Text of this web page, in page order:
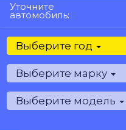
Уточните
автомобиль:
Выберите год
Выберите марку
Выберите модель